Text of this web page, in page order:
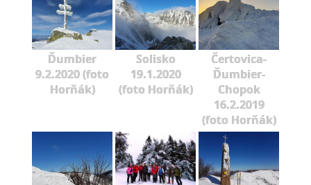
Ďumbier
9.2.2020 (foto
Horňák)
Solisko
19.1.2020
(foto Horňák)
Čertovica-
Ďumbier-
Chopok
16.2.2019
(foto Horňák)